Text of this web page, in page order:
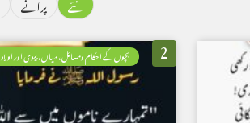
2 بچوں کے احکام ومسائل، میاں، بیوی اور اولاد